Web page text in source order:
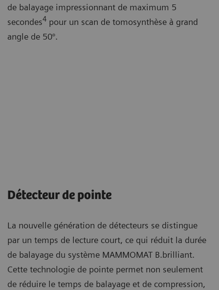
de balayage impressionnant de maximum 5
secondes4 pour un scan de tomosynthèse à grand
angle de 50°.
Détecteur de pointe
La nouvelle génération de détecteurs se distingue
par un temps de lecture court, ce qui réduit la durée
de balayage du système MAMMOMAT B.brilliant.
Cette technologie de pointe permet non seulement
de réduire le temps de balayage et de compression,